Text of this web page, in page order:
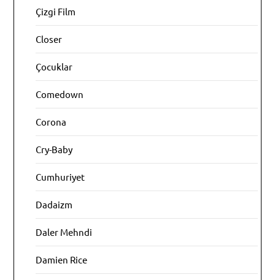
Çizgi Film
Closer
Çocuklar
Comedown
Corona
Cry-Baby
Cumhuriyet
Dadaizm
Daler Mehndi
Damien Rice